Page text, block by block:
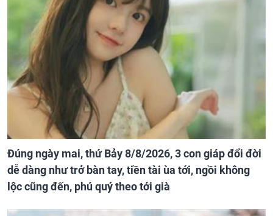
Đúng ngày mai, thứ Bảy 8/8/2026, 3 con giáp đổi đời
dễ dàng như trở bàn tay, tiền tài ùa tới, ngồi không
lộc cũng đến, phú quý theo tới già